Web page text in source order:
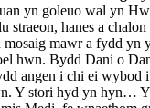
yn goleuo wal yn
straeon, hanes a
mosaig mawr a fydd yn
hwn. Bydd Dani o
angen i chi ei wybod
Y stori hyd yn hyn…